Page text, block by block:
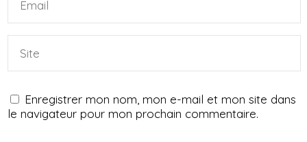
Enregistrer mon nom, mon e-mail et mon site dans
le navigateur pour mon prochain commentaire.